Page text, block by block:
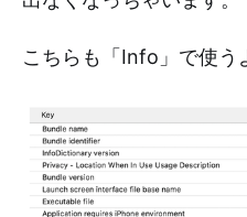
こちらも「Info」で使う